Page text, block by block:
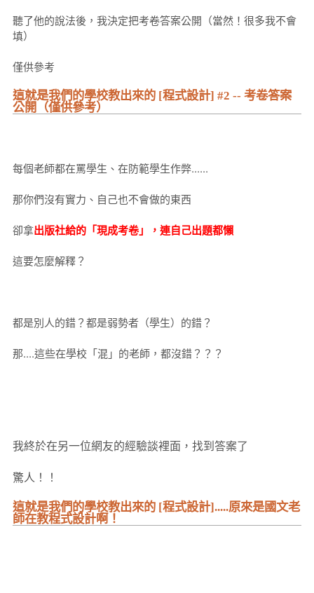
聽了他的說法後，我決定把考卷答案公開（當然！很多我不會
填）
僅供參考
這就是我們的學校教出來的 [程式設計] #2 -- 考卷答案
公開（僅供參考）
每個老師都在罵學生、在防範學生作弊......
那你們沒有實力、自己也不會做的東西
卻拿出版社給的「現成考卷」，連自己出題都懶
這要怎麼解釋？
都是別人的錯？都是弱勢者（學生）的錯？
那....這些在學校「混」的老師，都沒錯？？？
我終於在另一位網友的經驗談裡面，找到答案了
驚人！！
這就是我們的學校教出來的 [程式設計].....原來是國文老
師在教程式設計啊！